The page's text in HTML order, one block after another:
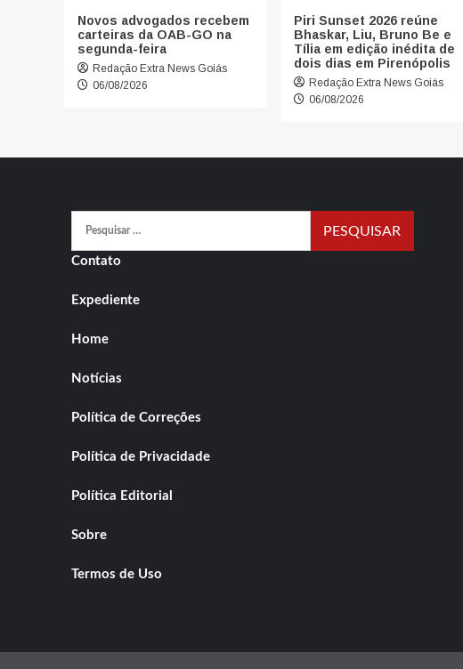
Novos advogados recebem
carteiras da OAB-GO na
segunda-feira
Redação Extra News Goiás
06/08/2026
Piri Sunset 2026 reúne
Bhaskar, Liu, Bruno Be e
Tília em edição inédita de
dois dias em Pirenópolis
Redação Extra News Goiás
06/08/2026
por:
Contato
Expediente
Home
Notícias
Política de Correções
Política de Privacidade
Política Editorial
Sobre
Termos de Uso